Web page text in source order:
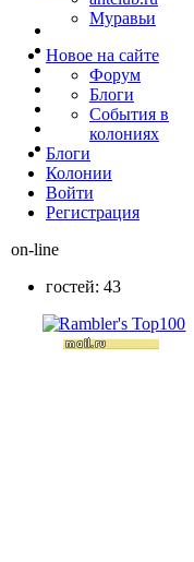
Муравьи
Новое на сайте
Форум
Блоги
События в
колониях
Блоги
Колонии
Войти
Peгиcтpaция
on-line
гостей: 43